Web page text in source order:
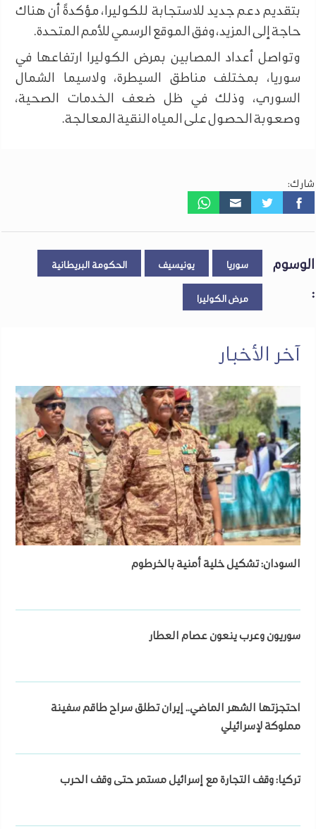
بتقديم دعم جديد للاستجابة للكوليرا، مؤكدةً أن هناك
حاجة إلى المزيد، وفق الموقع الرسمي للأمم المتحدة.
وتواصل أعداد المصابين بمرض الكوليرا ارتفاعها في
سوريا، بمختلف مناطق السيطرة، ولاسيما الشمال
السوري، وذلك في ظل ضعف الخدمات الصحية،
وصعوبة الحصول على المياه النقية المعالجة.
شارك:
الوسوم
:
سوريا يونيسيف الحكومة البريطانية
مرض الكوليرا
آخر الأخبار
السودان: تشكيل خلية أمنية بالخرطوم
سوريون وعرب ينعون عصام العطار
احتجزتها الشهر الماضي.. إيران تطلق سراح طاقم سفينة
مملوكة لإسرائيلي
تركيا: وقف التجارة مع إسرائيل مستمر حتى وقف الحرب